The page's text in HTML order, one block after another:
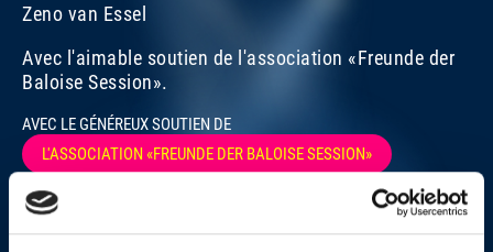
Zeno van Essel
Avec l'aimable soutien de l'association «Freunde der
Baloise Session».
AVEC LE GÉNÉREUX SOUTIEN DE
L'ASSOCIATION «FREUNDE DER BALOISE SESSION»